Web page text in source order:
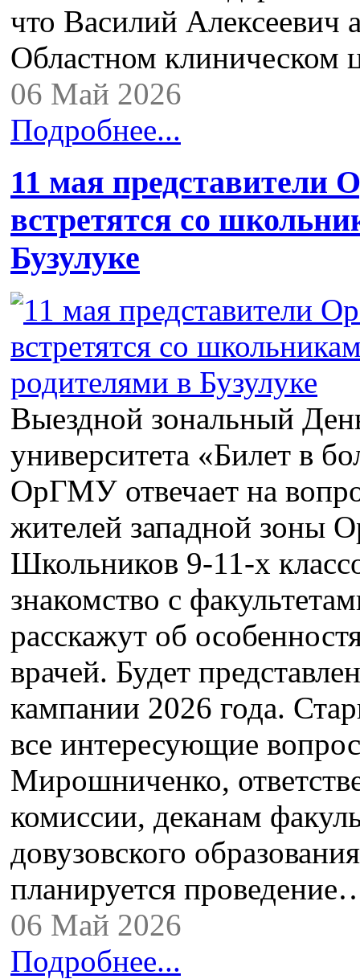
что Василий Алексеевич
Областном клиническом
06 Май 2026
Подробнее...
11 мая
встретятся со
Бузулуке
Выездной зональный
университета «Билет в
ОрГМУ отвечает на
жителей западной зоны
Школьников 9-11-х
знакомство с
расскажут об
врачей. Будет
кампании 2026 года.
все интересующие
Мирошниченко,
комиссии, деканам
довузовского
планируется
06 Май 2026
Подробнее...